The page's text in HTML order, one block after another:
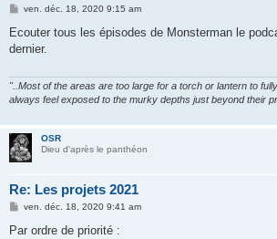
M
s
a
ven. déc. 18, 2020 9:15 am
Ecouter tous les épisodes de Monsterman le
dernier.
"..Most of the areas are too large for a torch or lantern to
always feel exposed to the murky depths just beyond their
OSR
Dieu d'après le panthéon
Re: Les projets 2021
M
s
ven. déc. 18, 2020 9:41 am
Par ordre de priorité :